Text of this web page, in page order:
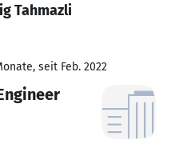
Tahmazli
seit Feb. 2022